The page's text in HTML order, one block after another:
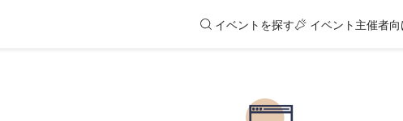
イベントを探す イベント主催者向